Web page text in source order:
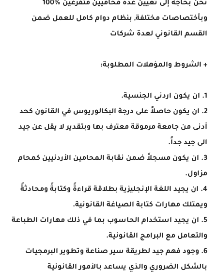
نحن بحاجة إلى تعيين عدة محاميين متفرغين %100
وبأختصاصات مختلفة, بنظام دوام كامل للعمل ضمن
القسم القانوني لعدة شركات
+ الشروط والمؤهلات المطلوبة:
1. ان يكون اردني الجنسية.
2. ان يكون حاصلاً على درجة البكالوريوس في القانون كحد
أدنى من جامعة مرموقة معترف بها وبتقدير لا يقل عن جيد
الى جيد جداً.
3. ان يكون مسجلاً ضمن نقابة المحامين الأردنيين كمحام
مزاول.
4. ان يجيد اللغة الإنجليزية بطلاقة قراءةً وكتابةً ومحادثةً
ويمتلك مهارات كتابة الصياغة القانونية.
5. ان يجيد استخدام الحاسوب بما في ذلك مهارات الطباعة
والتعامل مع البرامج القانونية.
6. وجود فهم جيد لطريقة سير صناعة وتطوير البرمجيات
بالشكل الضروري والذي يساعد بالأمور القانونية